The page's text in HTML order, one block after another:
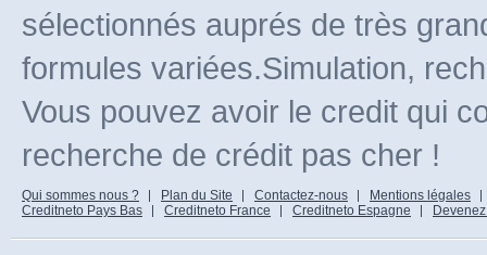
sélectionnés auprés de très
formules variées.Simulation,
Vous pouvez avoir le credit qui
recherche de crédit pas cher !
Qui sommes nous ? Plan du Site Contactez-nous
Mentions légales
Creditneto Pays Bas
Creditneto France Creditneto Espagne